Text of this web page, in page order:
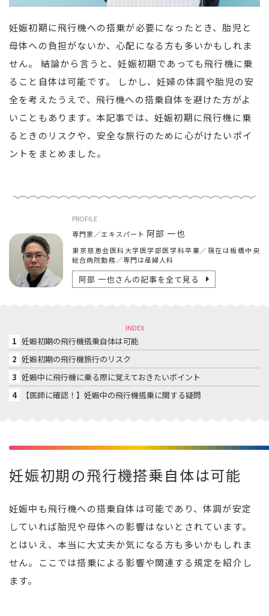
妊娠初期に飛行機への搭乗が必要になったとき、胎児と
母体への負担がないか、心配になる方も多いかもしれま
せん。 結論から言うと、妊娠初期であっても飛行機に乗
ること自体は可能です。 しかし、妊婦の体調や胎児の安
全を考えたうえで、飛行機への搭乗自体を避けた方がよ
いこともあります。本記事では、妊娠初期に飛行機に乗
るときのリスクや、安全な旅行のために心がけたいポイ
ントをまとめました。
PROFILE
専門家／エキスパート 阿部 一也
東京慈恵会医科大学医学部医学科卒業／現在は板橋中央
総合病院勤務／専門は産婦人科
阿部 一也さんの記事を全て見る
INDEX
1 妊娠初期の飛行機搭乗自体は可能
2 妊娠初期の飛行機旅行のリスク
3 妊娠中に飛行機に乗る際に覚えておきたいポイント
4
【医師に確認！】妊娠中の飛行機搭乗に関する疑問
妊娠初期の飛行機搭乗自体は可能
妊娠中も飛行機への搭乗自体は可能であり、体調が安定
していれば胎児や母体への影響はないとされています。
とはいえ、本当に大丈夫か気になる方も多いかもしれま
せん。ここでは搭乗による影響や関連する規定を紹介し
ます。